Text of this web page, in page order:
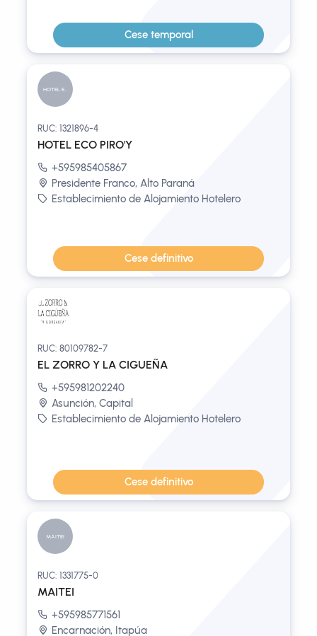
Cese temporal
HOTEL ECO...
RUC: 1321896-4
HOTEL ECO PIRO'Y
+595985405867
Presidente Franco, Alto Paraná
Establecimiento de Alojamiento Hotelero
Cese definitivo
RUC: 80109782-7
EL ZORRO Y LA CIGUEÑA
+595981202240
Asunción, Capital
Establecimiento de Alojamiento Hotelero
Cese definitivo
MAITEI
RUC: 1331775-0
MAITEI
+595985771561
Encarnación, Itapúa